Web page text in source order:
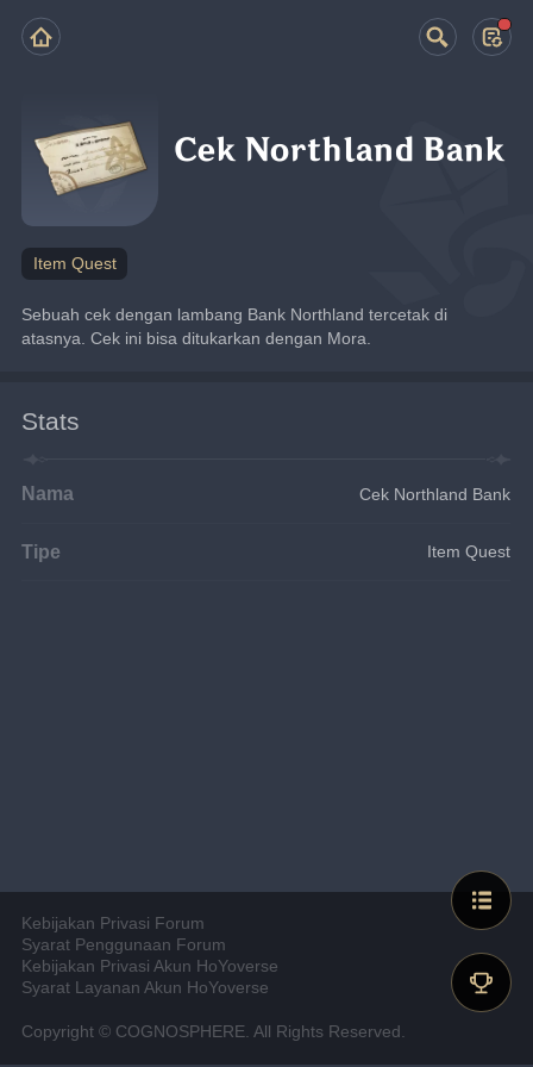
Cek Northland Bank
Item Quest
Sebuah cek dengan lambang Bank Northland tercetak di
atasnya. Cek ini bisa ditukarkan dengan Mora.
Stats
Nama Cek Northland Bank
Tipe Item Quest
Kebijakan Privasi Forum
Syarat Penggunaan Forum
Kebijakan Privasi Akun HoYoverse
Syarat Layanan Akun HoYoverse
Copyright © COGNOSPHERE. All Rights Reserved.